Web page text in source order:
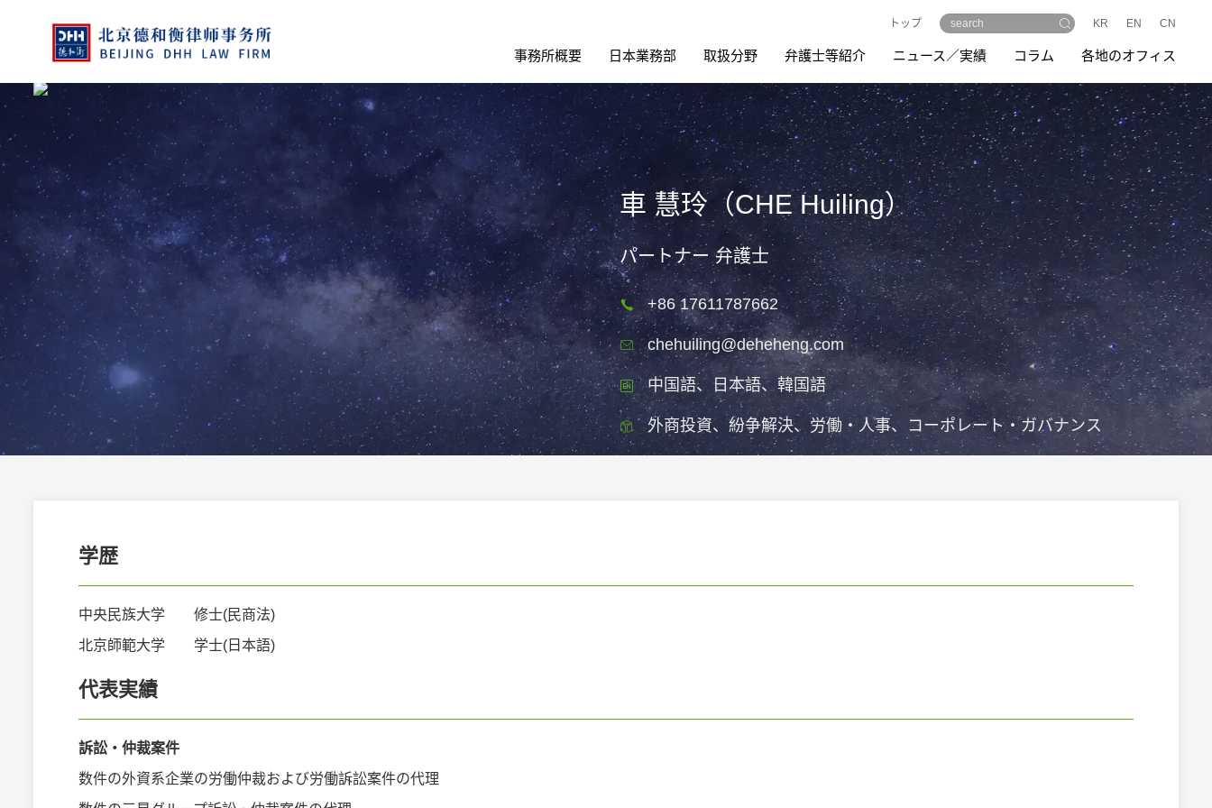
トップ CN
EN
KR
事務所概要 日本業務部 取扱分野 弁護士等紹介 ニュース／実績 コラム 各地のオフィス
車 慧玲（CHE Huiling）
パートナー 弁護士
+86 17611787662
chehuiling@deheheng.com
中国語、日本語、韓国語
外商投資、紛争解決、労働・人事、コーポレート・ガバナンス
学歴
中央民族大学 修士(民商法)
北京師範大学 学士(日本語)
代表実績
訴訟・仲裁案件
数件の外資系企業の労働仲裁および労働訴訟案件の代理